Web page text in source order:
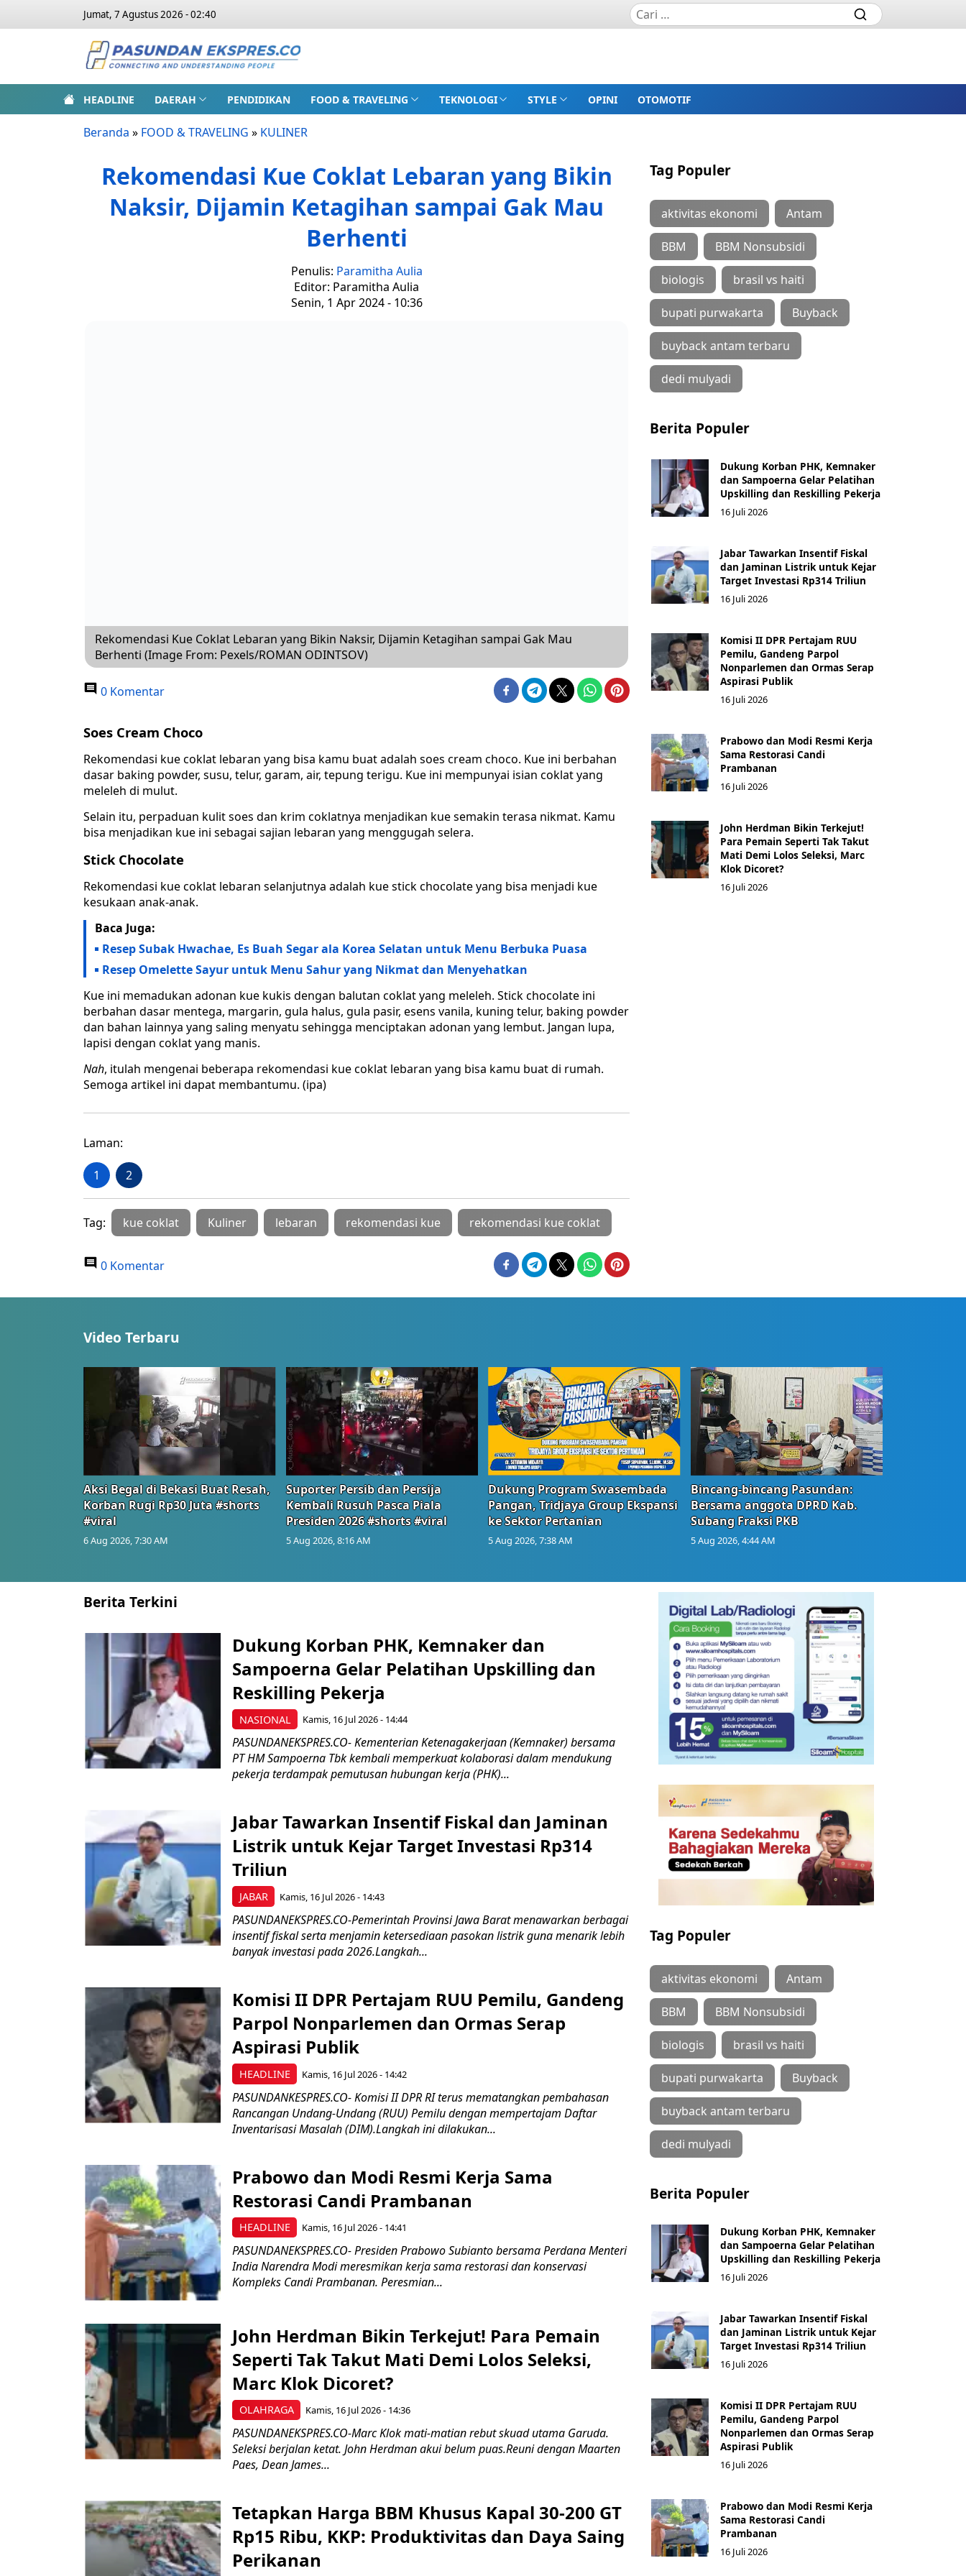
Jumat, 7 Agustus 2026 - 02:40
HEADLINE DAERAH PENDIDIKAN FOOD & TRAVELING TEKNOLOGI STYLE OPINI OTOMOTIF
Beranda » FOOD & TRAVELING » KULINER
Rekomendasi Kue Coklat Lebaran yang Bikin
Naksir, Dijamin Ketagihan sampai Gak Mau
Berhenti
Penulis: Paramitha Aulia
Editor: Paramitha Aulia
Senin, 1 Apr 2024 - 10:36
Rekomendasi Kue Coklat Lebaran yang Bikin Naksir, Dijamin Ketagihan sampai Gak Mau
Berhenti (Image From: Pexels/ROMAN ODINTSOV)
0 Komentar
Soes Cream Choco
Rekomendasi kue coklat lebaran yang bisa kamu buat adalah soes cream choco. Kue ini berbahan
dasar baking powder, susu, telur, garam, air, tepung terigu. Kue ini mempunyai isian coklat yang
meleleh di mulut.
Selain itu, perpaduan kulit soes dan krim coklatnya menjadikan kue semakin terasa nikmat. Kamu
bisa menjadikan kue ini sebagai sajian lebaran yang menggugah selera.
Stick Chocolate
Rekomendasi kue coklat lebaran selanjutnya adalah kue stick chocolate yang bisa menjadi kue
kesukaan anak-anak.
Baca Juga:
Resep Subak Hwachae, Es Buah Segar ala Korea Selatan untuk Menu Berbuka Puasa
Resep Omelette Sayur untuk Menu Sahur yang Nikmat dan Menyehatkan
Kue ini memadukan adonan kue kukis dengan balutan coklat yang meleleh. Stick chocolate ini
berbahan dasar mentega, margarin, gula halus, gula pasir, esens vanila, kuning telur, baking powder
dan bahan lainnya yang saling menyatu sehingga menciptakan adonan yang lembut. Jangan lupa,
lapisi dengan coklat yang manis.
Nah, itulah mengenai beberapa rekomendasi kue coklat lebaran yang bisa kamu buat di rumah.
Semoga artikel ini dapat membantumu. (ipa)
Laman:
1 2
Tag: kue coklat Kuliner lebaran rekomendasi kue rekomendasi kue coklat
0 Komentar
Tag Populer
aktivitas ekonomi Antam
BBM BBM Nonsubsidi
biologis brasil vs haiti
bupati purwakarta Buyback
buyback antam terbaru
dedi mulyadi
Berita Populer
Dukung Korban PHK, Kemnaker
dan Sampoerna Gelar Pelatihan
Upskilling dan Reskilling Pekerja
16 Juli 2026
Jabar Tawarkan Insentif Fiskal
dan Jaminan Listrik untuk Kejar
Target Investasi Rp314 Triliun
16 Juli 2026
Komisi II DPR Pertajam RUU
Pemilu, Gandeng Parpol
Nonparlemen dan Ormas Serap
Aspirasi Publik
16 Juli 2026
Prabowo dan Modi Resmi Kerja
Sama Restorasi Candi
Prambanan
16 Juli 2026
John Herdman Bikin Terkejut!
Para Pemain Seperti Tak Takut
Mati Demi Lolos Seleksi, Marc
Klok Dicoret?
16 Juli 2026
Video Terbaru
Aksi Begal di Bekasi Buat Resah,
Korban Rugi Rp30 Juta #shorts
#viral
6 Aug 2026, 7:30 AM
Suporter Persib dan Persija
Kembali Rusuh Pasca Piala
Presiden 2026 #shorts #viral
5 Aug 2026, 8:16 AM
Dukung Program Swasembada
Pangan, Tridjaya Group Ekspansi
ke Sektor Pertanian
5 Aug 2026, 7:38 AM
Bincang-bincang Pasundan:
Bersama anggota DPRD Kab.
Subang Fraksi PKB
5 Aug 2026, 4:44 AM
Berita Terkini
NASIONAL
Dukung Korban PHK, Kemnaker dan
Sampoerna Gelar Pelatihan Upskilling dan
Reskilling Pekerja
Kamis, 16 Jul 2026 - 14:44
PASUNDANEKSPRES.CO- Kementerian Ketenagakerjaan (Kemnaker) bersama
PT HM Sampoerna Tbk kembali memperkuat kolaborasi dalam mendukung
pekerja terdampak pemutusan hubungan kerja (PHK)...
JABAR
Jabar Tawarkan Insentif Fiskal dan Jaminan
Listrik untuk Kejar Target Investasi Rp314
Triliun
Kamis, 16 Jul 2026 - 14:43
PASUNDANEKSPRES.CO-Pemerintah Provinsi Jawa Barat menawarkan berbagai
insentif fiskal serta menjamin ketersediaan pasokan listrik guna menarik lebih
banyak investasi pada 2026.Langkah...
HEADLINE
Komisi II DPR Pertajam RUU Pemilu, Gandeng
Parpol Nonparlemen dan Ormas Serap
Aspirasi Publik
Kamis, 16 Jul 2026 - 14:42
PASUNDANKESPRES.CO- Komisi II DPR RI terus mematangkan pembahasan
Rancangan Undang-Undang (RUU) Pemilu dengan mempertajam Daftar
Inventarisasi Masalah (DIM).Langkah ini dilakukan...
HEADLINE
Prabowo dan Modi Resmi Kerja Sama
Restorasi Candi Prambanan
Kamis, 16 Jul 2026 - 14:41
PASUNDANEKSPRES.CO- Presiden Prabowo Subianto bersama Perdana Menteri
India Narendra Modi meresmikan kerja sama restorasi dan konservasi
Kompleks Candi Prambanan. Peresmian...
OLAHRAGA
John Herdman Bikin Terkejut! Para Pemain
Seperti Tak Takut Mati Demi Lolos Seleksi,
Marc Klok Dicoret?
Kamis, 16 Jul 2026 - 14:36
PASUNDANEKSPRES.CO-Marc Klok mati-matian rebut skuad utama Garuda.
Seleksi berjalan ketat. John Herdman akui belum puas.Reuni dengan Maarten
Paes, Dean James...
Tetapkan Harga BBM Khusus Kapal 30-200 GT
Rp15 Ribu, KKP: Produktivitas dan Daya Saing
Perikanan
Tag Populer
aktivitas ekonomi Antam
BBM BBM Nonsubsidi
biologis brasil vs haiti
bupati purwakarta Buyback
buyback antam terbaru
dedi mulyadi
Berita Populer
Dukung Korban PHK, Kemnaker
dan Sampoerna Gelar Pelatihan
Upskilling dan Reskilling Pekerja
16 Juli 2026
Jabar Tawarkan Insentif Fiskal
dan Jaminan Listrik untuk Kejar
Target Investasi Rp314 Triliun
16 Juli 2026
Komisi II DPR Pertajam RUU
Pemilu, Gandeng Parpol
Nonparlemen dan Ormas Serap
Aspirasi Publik
16 Juli 2026
Prabowo dan Modi Resmi Kerja
Sama Restorasi Candi
Prambanan
16 Juli 2026